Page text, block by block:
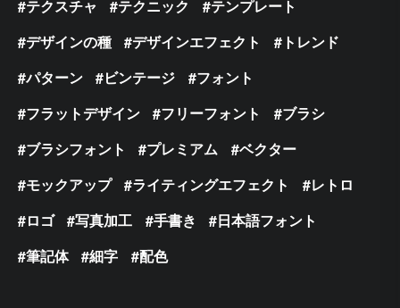
テクスチャ
テクニック
テンプレート
デザインの種
デザインエフェクト
トレンド
パターン
ビンテージ
フォント
フラットデザイン
フリーフォント
ブラシ
ブラシフォント
プレミアム
ベクター
モックアップ
ライティングエフェクト
レトロ
ロゴ
写真加工 手書き
日本語フォント
筆記体
細字 配色